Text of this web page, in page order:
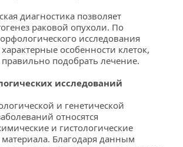
диагностика позволяет
раковой опухоли. По
исследования
особенности клеток,
правильно подобрать лечение.
исследований
и генетической
относятся
и гистологические
Благодаря данным